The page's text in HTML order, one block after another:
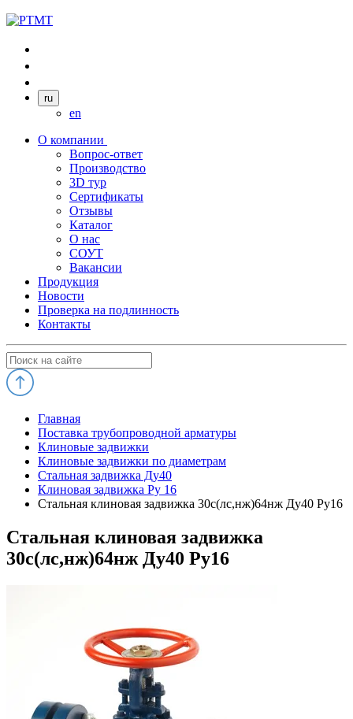
ru
en
О компании
Вопрос-ответ
Производство
3D тур
Сертификаты
Отзывы
Каталог
О нас
СОУТ
Вакансии
Продукция
Новости
Проверка на подлинность
Контакты
Главная
Поставка трубопроводной арматуры
Клиновые задвижки
Клиновые задвижки по диаметрам
Стальная задвижка Ду40
Клиновая задвижка Ру 16
Стальная клиновая задвижка 30с(лс,нж)64нж Ду40 Ру16
Стальная клиновая задвижка
30с(лс,нж)64нж Ду40 Ру16